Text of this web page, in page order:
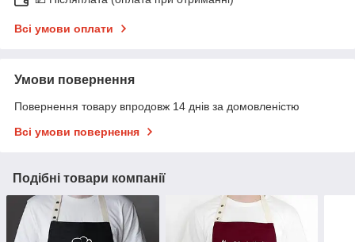
Всі умови оплати
Умови повернення
Повернення товару впродовж 14 днів за домовленістю
Всі умови повернення
Подібні товари компанії